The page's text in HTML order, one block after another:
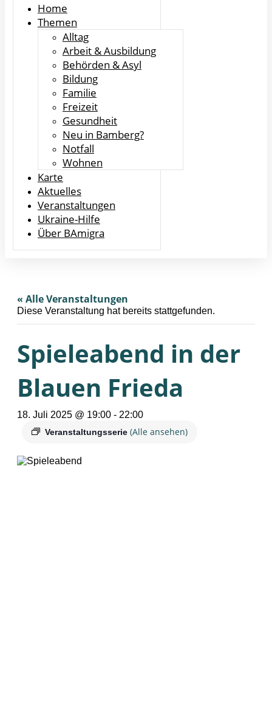
Home
Themen
Alltag
Arbeit & Ausbildung
Behörden & Asyl
Bildung
Familie
Freizeit
Gesundheit
Neu in Bamberg?
Notfall
Wohnen
Karte
Aktuelles
Veranstaltungen
Ukraine-Hilfe
Über BAmigra
« Alle Veranstaltungen
Diese Veranstaltung hat bereits stattgefunden.
Spieleabend in der
Blauen Frieda
18. Juli 2025 @ 19:00 - 22:00
Veranstaltungsserie (Alle ansehen)